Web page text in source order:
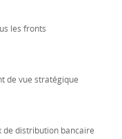
les fronts
de vue stratégique
de distribution bancaire